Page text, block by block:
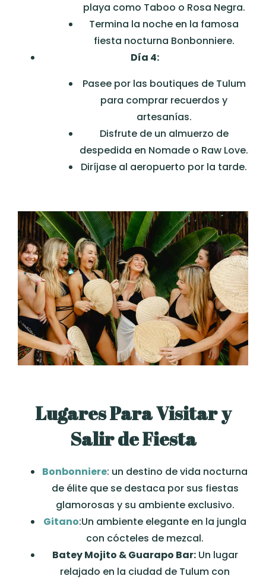
playa como Taboo o Rosa Negra.
Termina la noche en la famosa
fiesta nocturna Bonbonniere.
Día 4:
Pasee por las boutiques de Tulum
para comprar recuerdos y
artesanías.
Disfrute de un almuerzo de
despedida en Nomade o Raw Love.
Diríjase al aeropuerto por la tarde.
Lugares Para Visitar y
Salir de Fiesta
Bonbonniere: un destino de vida nocturna
de élite que se destaca por sus fiestas
glamorosas y su ambiente exclusivo.
Gitano:Un ambiente elegante en la jungla
con cócteles de mezcal.
Batey Mojito & Guarapo Bar:Un lugar
relajado en la ciudad de Tulum con